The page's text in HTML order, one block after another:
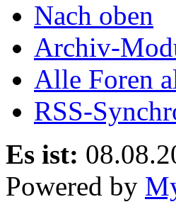
Nach oben
Archiv-
Alle Foren
RSS-
Es ist:
Powered by